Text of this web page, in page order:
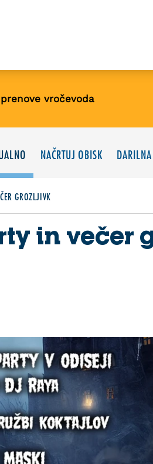
vročevoda
NAČRTUJ OBISK
GROZLJIVK
in večer